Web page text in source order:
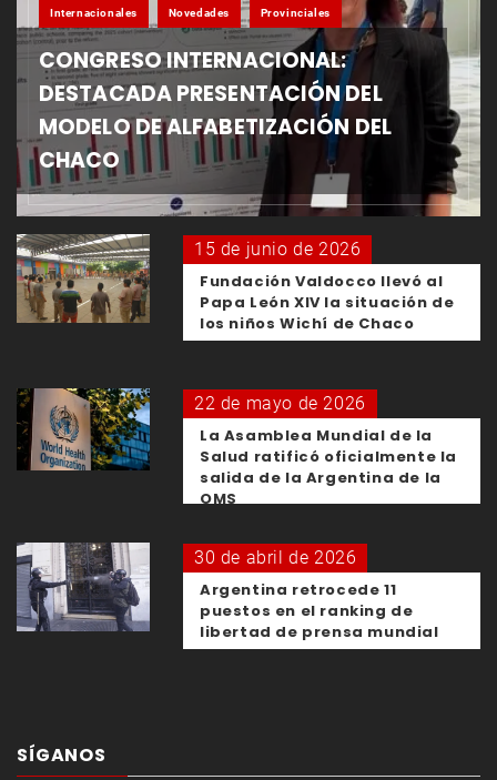
Internacionales Novedades Provinciales
CONGRESO INTERNACIONAL:
DESTACADA PRESENTACIÓN DEL
MODELO DE ALFABETIZACIÓN DEL
CHACO
15 de junio de 2026
Fundación Valdocco llevó al
Papa León XIV la situación de
los niños Wichí de Chaco
22 de mayo de 2026
La Asamblea Mundial de la
Salud ratificó oficialmente la
salida de la Argentina de la
OMS
30 de abril de 2026
Argentina retrocede 11
puestos en el ranking de
libertad de prensa mundial
SÍGANOS